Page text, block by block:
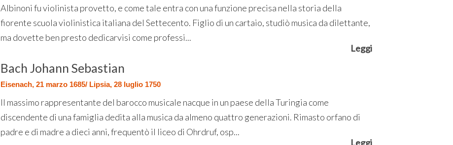
Albinoni fu violinista provetto, e come tale entra con una funzione precisa nella storia della
fiorente scuola violinistica italiana del Settecento. Figlio di un cartaio, studiò musica da dilettante,
ma dovette ben presto dedicarvisi come professi...
Leggi
Bach Johann Sebastian
Eisenach, 21 marzo 1685/ Lipsia, 28 luglio 1750
Il massimo rappresentante del barocco musicale nacque in un paese della Turingia come
discendente di una famiglia dedita alla musica da almeno quattro generazioni. Rimasto orfano di
padre e di madre a dieci anni, frequentò il liceo di Ohrdruf, osp...
Leggi